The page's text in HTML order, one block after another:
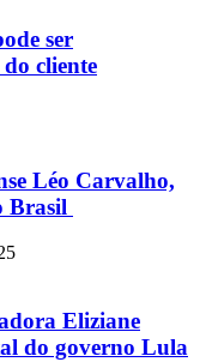
ser
cliente
Léo Carvalho,
Brasil
Eliziane
do governo Lula